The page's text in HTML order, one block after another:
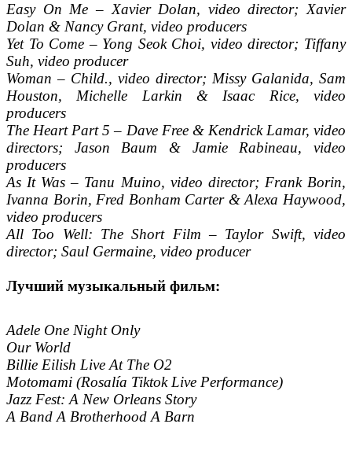
Easy On Me – Xavier Dolan, video director; Xavier
Dolan & Nancy Grant, video producers
Yet To Come – Yong Seok Choi, video director; Tiffany
Suh, video producer
Woman – Child., video director; Missy Galanida, Sam
Houston, Michelle Larkin & Isaac Rice, video
producers
The Heart Part 5 – Dave Free & Kendrick Lamar, video
directors; Jason Baum & Jamie Rabineau, video
producers
As It Was – Tanu Muino, video director; Frank Borin,
Ivanna Borin, Fred Bonham Carter & Alexa Haywood,
video producers
All Too Well: The Short Film – Taylor Swift, video
director; Saul Germaine, video producer
Лучший музыкальный фильм:
Adele One Night Only
Our World
Billie Eilish Live At The O2
Motomami (Rosalía Tiktok Live Performance)
Jazz Fest: A New Orleans Story
A Band A Brotherhood A Barn